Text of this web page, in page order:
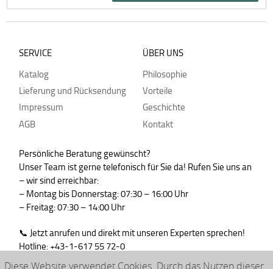
SERVICE
Katalog
Lieferung und Rücksendung
Impressum
AGB
ÜBER UNS
Philosophie
Vorteile
Geschichte
Kontakt
Persönliche Beratung gewünscht?
Unser Team ist gerne telefonisch für Sie da! Rufen Sie uns an
– wir sind erreichbar:
– Montag bis Donnerstag: 07:30 – 16:00 Uhr
– Freitag: 07:30 – 14:00 Uhr
📞 Jetzt anrufen und direkt mit unseren Experten sprechen!
Hotline: +43-1-617 55 72-0
Diese Website verwendet Cookies. Durch das Nutzen dieser